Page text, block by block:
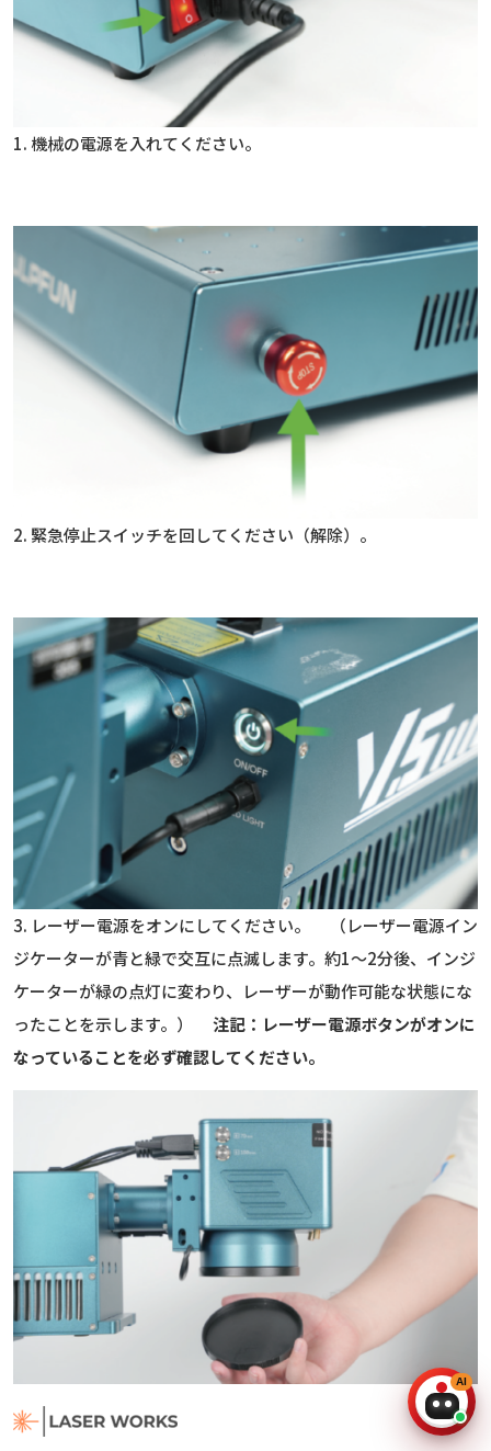
1. 機械の電源を入れてください。
2. 緊急停止スイッチを回してください（解除）。
3. レーザー電源をオンにしてください。 （レーザー電源イン
ジケーターが青と緑で交互に点滅します。約1〜2分後、インジ
ケーターが緑の点灯に変わり、レーザーが動作可能な状態にな
ったことを示します。） 注記：レーザー電源ボタンがオンに
なっていることを必ず確認してください。
4. レンズ保護カバーを取り外してください。ベースプレートの
上に材料を置き、対応レンズに合わせて彫刻位置を調整してく